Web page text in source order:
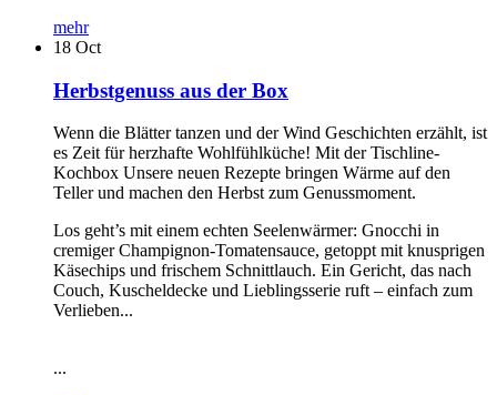
mehr
18 Oct
Herbstgenuss aus der Box
Wenn die Blätter tanzen und der Wind Geschichten erzählt, ist
es Zeit für herzhafte Wohlfühlküche! Mit der Tischline-
Kochbox Unsere neuen Rezepte bringen Wärme auf den
Teller und machen den Herbst zum Genussmoment.
Los geht’s mit einem echten Seelenwärmer: Gnocchi in
cremiger Champignon-Tomatensauce, getoppt mit knusprigen
Käsechips und frischem Schnittlauch. Ein Gericht, das nach
Couch, Kuscheldecke und Lieblingsserie ruft – einfach zum
Verlieben...
...